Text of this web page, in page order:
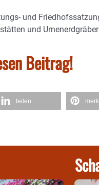
und
und
Beitrag!
teilen